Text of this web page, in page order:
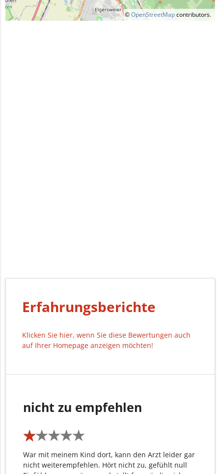
©OpenStreetMapcontributors.
Erfahrungsberichte
Klicken Sie hier, wenn Sie diese Bewertungen auch
auf Ihrer Homepage anzeigen möchten!
nicht zu empfehlen
★★★★★
★★★★★
War mit meinem Kind dort, kann den Arzt leider gar
nicht weiterempfehlen. Hört nicht zu, gefühlt null